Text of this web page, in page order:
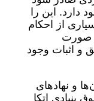
این را
از احکام
صورت
و اثبات وجود
و نهادهای
بنیادی اتکا